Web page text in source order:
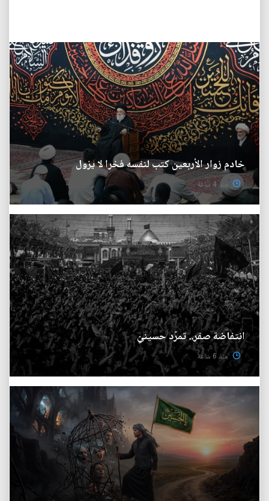
خادم زوار الأربعين كتب لنفسه فخرا لا يزول
منذ 4 ساعة
انتفاضة صفر.. تمرّد حسينيّ
منذ 6 ساعة